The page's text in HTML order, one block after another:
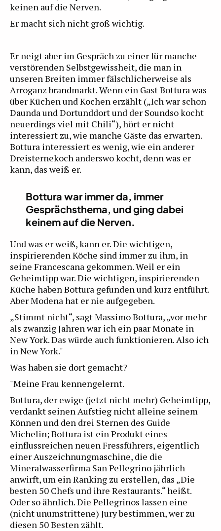
keinen auf die Nerven.
Er macht sich nicht groß wichtig.
Er neigt aber im Gespräch zu einer für manche
verstörenden Selbstgewissheit, die man in
unseren Breiten immer fälschlicherweise als
Arroganz brandmarkt. Wenn ein Gast Bottura was
über Küchen und Kochen erzählt („Ich war schon
Daunda und Dortunddort und der Soundso kocht
neuerdings viel mit Chili“), hört er nicht
interessiert zu, wie manche Gäste das erwarten.
Bottura interessiert es wenig, wie ein anderer
Dreisternekoch anderswo kocht, denn was er
kann, das weiß er.
Bottura war immer da, immer
Gesprächsthema, und ging dabei
keinem auf die Nerven.
Und was er weiß, kann er. Die wichtigen,
inspirierenden Köche sind immer zu ihm, in
seine Francescana gekommen. Weil er ein
Geheimtipp war. Die wichtigen, inspirierenden
Küche haben Bottura gefunden und kurz entführt.
Aber Modena hat er nie aufgegeben.
„Stimmt nicht“, sagt Massimo Bottura, „vor mehr
als zwanzig Jahren war ich ein paar Monate in
New York. Das würde auch funktionieren. Also ich
in New York."
Was haben sie dort gemacht?
"Meine Frau kennengelernt.
Bottura, der ewige (jetzt nicht mehr) Geheimtipp,
verdankt seinen Aufstieg nicht alleine seinem
Können und den drei Sternen des Guide
Michelin; Bottura ist ein Produkt eines
einflussreichen neuen Fressführers, eigentlich
einer Auszeichnungmaschine, die die
Mineralwasserfirma San Pellegrino jährlich
anwirft, um ein Ranking zu erstellen, das „Die
besten 50 Chefs und ihre Restaurants.“ heißt.
Oder so ähnlich. Die Pellegrinos lassen eine
(nicht unumstrittene) Jury bestimmen, wer zu
diesen 50 Besten zählt.